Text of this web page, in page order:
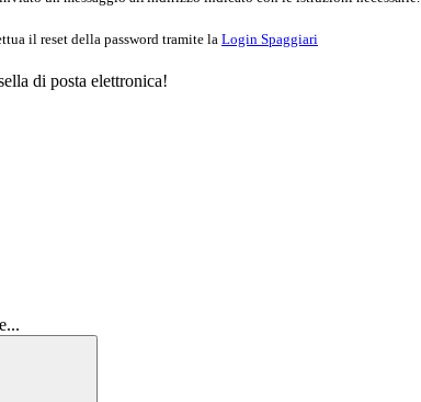
il reset della password tramite la Login Spaggiari
di posta elettronica!